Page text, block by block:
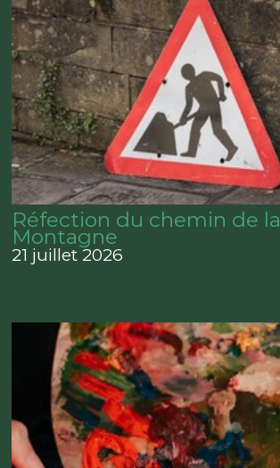
Réfection du chemin de la
Montagne
21 juillet 2026